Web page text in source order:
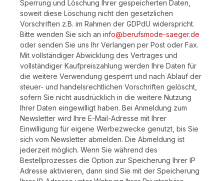
Sperrung und Löschung Ihrer gespeicherten Daten,
soweit diese Löschung nicht den gesetzlichen
Vorschriften z.B. im Rahmen der GDPdU widerspricht.
Bitte wenden Sie sich an info@berufsmode-saeger.de
oder senden Sie uns Ihr Verlangen per Post oder Fax.
Mit vollständiger Abwicklung des Vertrages und
vollständiger Kaufpreiszahlung werden Ihre Daten für
die weitere Verwendung gesperrt und nach Ablauf der
steuer- und handelsrechtlichen Vorschriften gelöscht,
sofern Sie nicht ausdrücklich in die weitere Nutzung
Ihrer Daten eingewilligt haben. Bei Anmeldung zum
Newsletter wird Ihre E-Mail-Adresse mit Ihrer
Einwilligung für eigene Werbezwecke genutzt, bis Sie
sich vom Newsletter abmelden. Die Abmeldung ist
jederzeit möglich. Wenn Sie während des
Bestellprozesses die Option zur Speicherung Ihrer IP
Adresse aktivieren, dann sind Sie mit der Speicherung